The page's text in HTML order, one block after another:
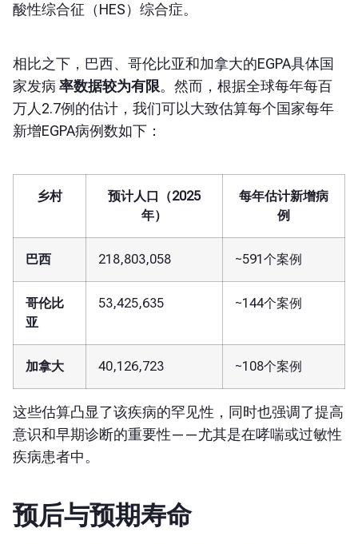
酸性综合征（HES）综合症。
相比之下，巴西、哥伦比亚和加拿大的EGPA具体国
家发病 率数据较为有限。然而，根据全球每年每百
万人2.7例的估计，我们可以大致估算每个国家每年
新增EGPA病例数如下：
乡村
预计人口（2025
年）
每年估计新增病
例
巴西 218,803,058 ~591个案例
哥伦比
亚
53,425,635 ~144个案例
加拿大 40,126,723 ~108个案例
这些估算凸显了该疾病的罕见性，同时也强调了提高
意识和早期诊断的重要性——尤其是在哮喘或过敏性
疾病患者中。
预后与预期寿命